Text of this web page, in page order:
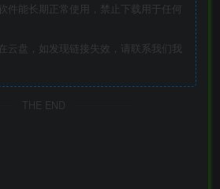
件能长期正常使用，禁止下载用于任何
云盘，如发现链接失效，请联系我们我
THE END